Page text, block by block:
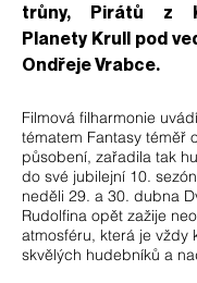
trůny, Pirátů z
Planety Krull pod
Ondřeje Vrabce.
Filmová filharmonie
tématem Fantasy téměř
působení, zařadila tak
do své jubilejní 10.
neděli 29. a 30. dubna
Rudolfina opět zažije
atmosféru, která je vždy
skvělých hudebníků a